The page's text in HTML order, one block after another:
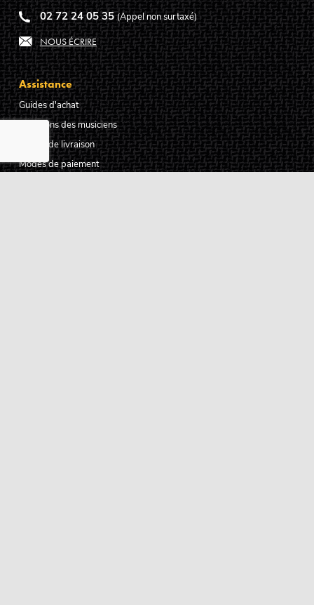
02 72 24 05 35 (Appel non surtaxé)
NOUS ÉCRIRE
Assistance
Guides d'achat
Questions des musiciens
Modes de livraison
Modes de paiement